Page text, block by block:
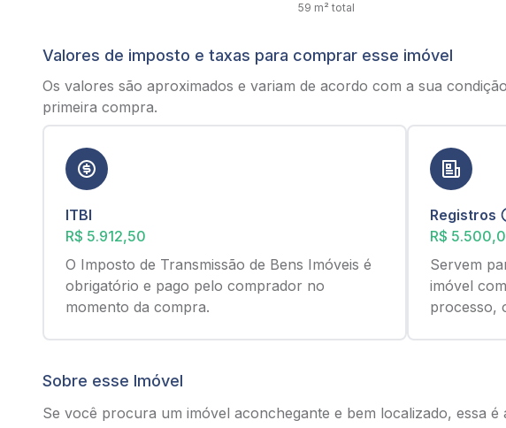
59 m² total
Valores de imposto e taxas para comprar esse imóvel
Os valores são aproximados e variam de acordo com a sua
primeira compra.
ITBI
R$ 5.912,50
O Imposto de Transmissão de Bens Imóveis é
obrigatório e pago pelo comprador no
momento da compra.
Registros
R$
Servem
imóvel
processo,
Sobre esse Imóvel
Se você procura um imóvel aconchegante e bem localizado, essa é